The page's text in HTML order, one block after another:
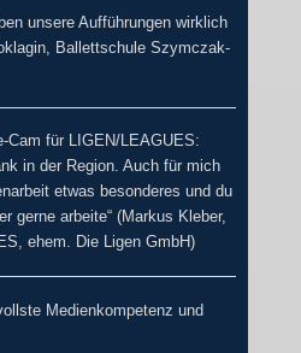
unsere Aufführungen wirklich
Ballettschule Szymczak-
Cam für LIGEN/LEAGUES:
in der Region. Auch für mich
etwas besonderes und du
gerne arbeite“ (Markus Kleber,
ehem. Die Ligen GmbH)
Medienkompetenz und